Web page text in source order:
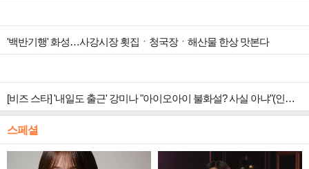
'백반기행' 화성…사강시장 횟집ㆍ청국장ㆍ해산물 한상 맛본다
[비즈 스타] '내일도 출근' 강미나 "아이오아이 불화설? 사실 아냐"(인터뷰)
스페셜